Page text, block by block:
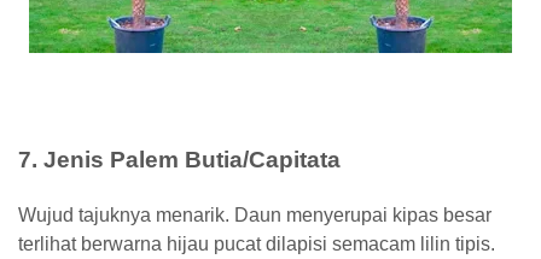
7. Jenis Palem Butia/Capitata
Wujud tajuknya menarik. Daun menyerupai kipas besar
terlihat berwarna hijau pucat dilapisi semacam lilin tipis.